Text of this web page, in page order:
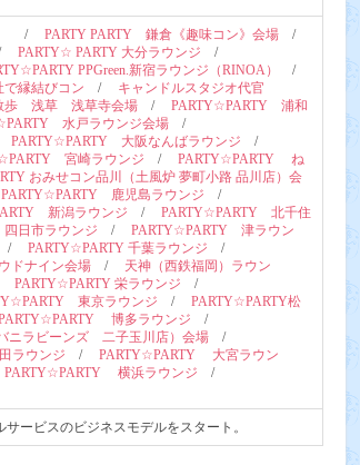
/ PARTY PARTY 鎌倉《趣味コン》会場 /
PARTY☆ PARTY 大分ラウンジ /
PPGreen.新宿ラウンジ（RINOA）
/
縁結びコン / キャンドルスタジオ代官
歩 浅草 浅草寺会場 / PARTY☆PARTY 浦和
水戸ラウンジ会場 /
PARTY☆PARTY 大阪なんばラウンジ /
宮崎ラウンジ / PARTY☆PARTY ね
おみせコン品川（土風炉 夢町小路 品川店）会
PARTY☆PARTY 鹿児島ラウンジ /
新潟ラウンジ / PARTY☆PARTY 北千住
日市ラウンジ / PARTY☆PARTY 津ラウン
/ PARTY☆PARTY 千葉ラウンジ /
ドナイン会場 / 天神（西鉄福岡）ラウン
PARTY☆PARTY 栄ラウンジ /
東京ラウンジ / PARTY☆PARTY松
博多ラウンジ /
ニラビーンズ 二子玉川店）会場 /
ラウンジ / PARTY☆PARTY 大宮ラウン
PARTY☆PARTY 横浜ラウンジ /
ビスのビジネスモデルをスタート。